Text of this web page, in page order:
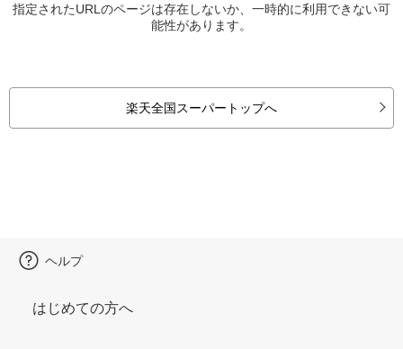
指定されたURLのページは存在しないか、一時的に利用できない可
能性があります。
楽天全国スーパートップへ
ヘルプ
はじめての方へ